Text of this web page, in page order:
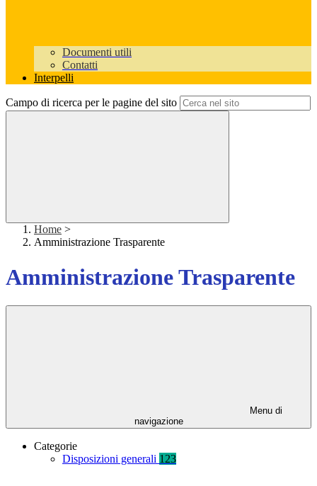
Documenti utili
Contatti
Interpelli
Campo di ricerca per le pagine del sito
Home >
Amministrazione Trasparente
Amministrazione Trasparente
Menu di
navigazione
Categorie
Disposizioni generali 123